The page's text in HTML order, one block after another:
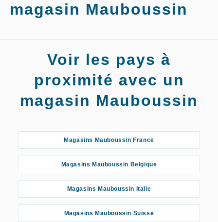
magasin Mauboussin
Mauboussin
BernayVoir les pays à
proximité avec un
magasin Mauboussin
Magasins Mauboussin France
Magasins Mauboussin Belgique
Magasins Mauboussin Italie
Magasins Mauboussin Suisse